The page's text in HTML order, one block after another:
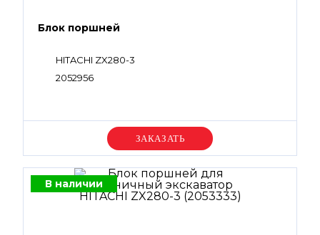
Блок поршней
HITACHI ZX280-3
2052956
Уточняйте цену
В наличии